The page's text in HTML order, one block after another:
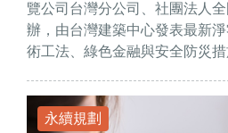
覽公司台灣分公司、社團法人
辦，由台灣建築中心發表最新
術工法、綠色金融與安全防災措
永續規劃